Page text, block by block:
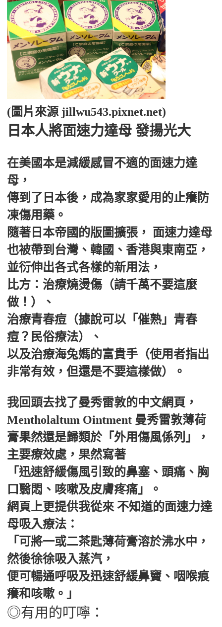
(圖片來源 jillwu543.pixnet.net)
日本人將面速力達母 發揚光大
在美國本是減緩感冒不適的面速力達
母，
傳到了日本後，成為家家愛用的止癢防
凍傷用藥。
隨著日本帝國的版圖擴張， 面速力達母
也被帶到台灣、韓國、香港與東南亞，
並衍伸出各式各樣的新用法，
比方：治療燒燙傷（請千萬不要這麼
做！）、
治療青春痘（據說可以「催熟」青春
痘？民俗療法）、
以及治療海兔媽的富貴手（使用者指出
非常有效，但還是不要這樣做）。
我回頭去找了曼秀雷敦的中文網頁，
Mentholaltum Ointment 曼秀雷敦薄荷
膏果然還是歸類於「外用傷風係列」，
主要療效處，果然寫著
「迅速舒緩傷風引致的鼻塞、頭痛、胸
口翳悶、咳嗽及皮膚疼痛」。
網頁上更提供我從來 不知道的面速力達
母吸入療法：
「可將一或二茶匙薄荷膏溶於沸水中，
然後徐徐吸入蒸汽，
便可暢通呼吸及迅速舒緩鼻竇、咽喉痕
癢和咳嗽。」
◎有用的叮嚀：